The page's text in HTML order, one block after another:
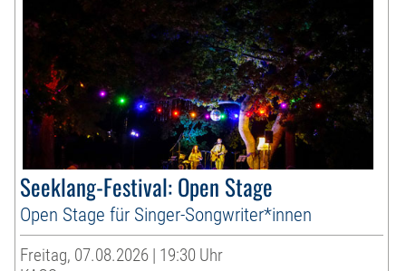
Seeklang-Festival: Open Stage
Open Stage für Singer-Songwriter*innen
Freitag, 07.08.2026 | 19:30 Uhr